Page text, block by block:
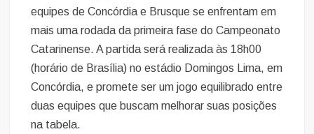
equipes de Concórdia e Brusque se enfrentam em
mais uma rodada da primeira fase do Campeonato
Catarinense. A partida será realizada às 18h00
(horário de Brasília) no estádio Domingos Lima, em
Concórdia, e promete ser um jogo equilibrado entre
duas equipes que buscam melhorar suas posições
na tabela.